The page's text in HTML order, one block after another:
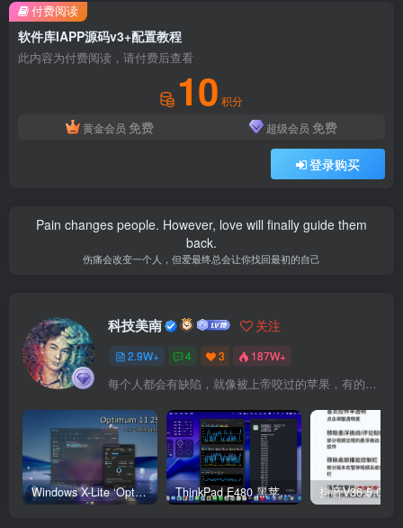
了（也许你真不在意这些）。另外，有时候也可以换一种思
维：或许软件库其实也可以不仅仅是软件库，还可以是一个
会员制，付费制的自动发货渠道（工具），前端源码在你手
上你就可以随意做文章（这是我不加密数据的原因），列
如，据我所知哈，已经有人用这个当短剧发货程序，有的人
拿这个改成自个的来炫耀满足个人情绪，有人拿这个进行二
改创新设计出来的UI也很好看吸引人消费，还有人拿这个当
一个角度就可以成就的，所以啊有时候并不是环境能不能成
就人，而是人能不能改变环境…
此处内容已隐藏，请付费后查看
软件库IAPP源码v3+配置教程
此内容为付费阅读，请付费后查看
10 积分
黄金会员 免费 超级会员 免费
登录购买
付费阅读
Pain changes people. However, love will finally guide them
back.
伤痛会改变一个人，但爱最终总会让你找回最初的自己
科技美南 关注
2.9W+ 4 3 187W+
每个人都会有缺陷，就像被上帝咬过的苹果，有的人缺陷比较大，正是因为上帝特别喜欢他的芬芳
Windows X-Lite ‘Optimum 11’ 25H2 Pro v2 ThinkPad E480 黑苹果完美Tahoe的EFI分享（2026.03.01更新） 抖音V36.5.0 内